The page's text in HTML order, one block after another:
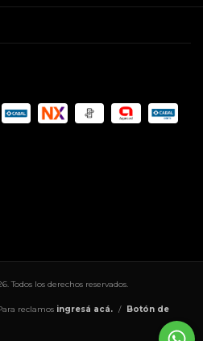
Todos los derechos reservados.
reclamos ingresá acá. /
Botón de